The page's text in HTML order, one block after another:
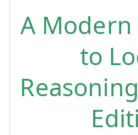
A
to